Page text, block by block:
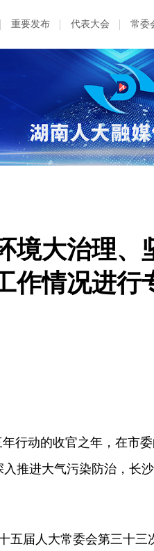
重要发布 代表大会 常委
境大治理、
作情况进行
动的收官之年，在市委
推进大气污染防治，长
届人大常委会第三十三